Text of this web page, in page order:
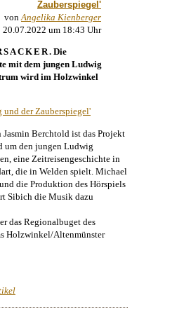
Zauberspiegel'
von Angelika Kienberger
20.07.2022 um 18:43 Uhr
. Die
mit dem jungen Ludwig
wird im Holzwinkel
Jasmin Berchtold ist das Projekt
um den jungen Ludwig
eine Zeitreisengeschichte in
die in Welden spielt. Michael
die Produktion des Hörspiels
Sibich die Musik dazu
das Regionalbuget des
Holzwinkel/Altenmünster